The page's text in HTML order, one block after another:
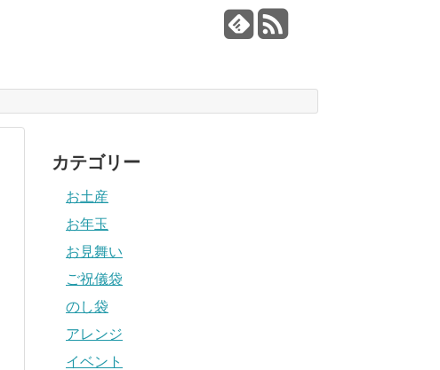
カテゴリー
お土産
お年玉
お見舞い
ご祝儀袋
のし袋
アレンジ
イベント